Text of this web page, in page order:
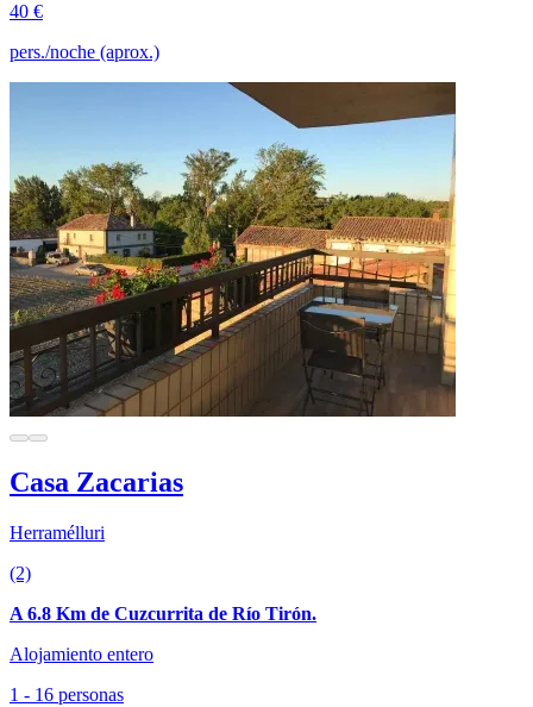
40 €
pers./noche (aprox.)
Casa Zacarias
Herramélluri
(2)
A 6.8 Km de Cuzcurrita de Río Tirón.
Alojamiento entero
1 - 16 personas